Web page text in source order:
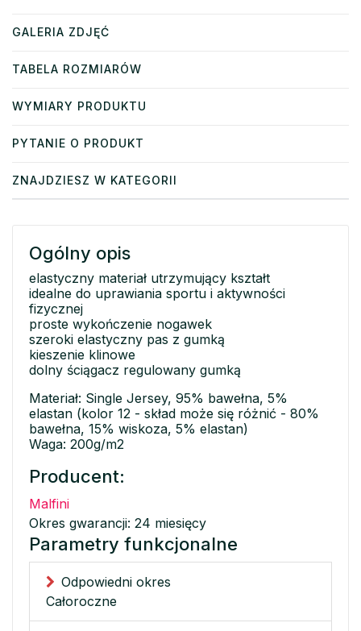
GALERIA ZDJĘĆ
TABELA ROZMIARÓW
WYMIARY PRODUKTU
PYTANIE O PRODUKT
ZNAJDZIESZ W KATEGORII
Ogólny opis
elastyczny materiał utrzymujący kształt
idealne do uprawiania sportu i aktywności
fizycznej
proste wykończenie nogawek
szeroki elastyczny pas z gumką
kieszenie klinowe
dolny ściągacz regulowany gumką
Materiał: Single Jersey, 95% bawełna, 5%
elastan (kolor 12 - skład może się różnić - 80%
bawełna, 15% wiskoza, 5% elastan)
Waga: 200g/m2
Producent:
Malfini
Okres gwarancji: 24 miesięcy
Parametry funkcjonalne
Odpowiedni okres
Całoroczne